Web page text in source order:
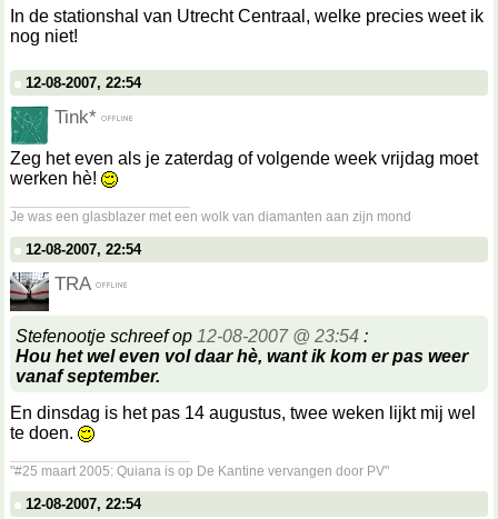
In de stationshal van Utrecht Centraal, welke precies weet ik
nog niet!
12-08-2007, 22:54
Tink*
Zeg het even als je zaterdag of volgende week vrijdag moet
werken hè!
Je was een glasblazer met een wolk van diamanten aan zijn mond
12-08-2007, 22:54
TRA
Stefenootje schreef op 12-08-2007 @ 23:54 :
Hou het wel even vol daar hè, want ik kom er pas weer
vanaf september.
En dinsdag is het pas 14 augustus, twee weken lijkt mij wel
te doen.
"#25 maart 2005: Quiana is op De Kantine vervangen door PV"
12-08-2007, 22:54